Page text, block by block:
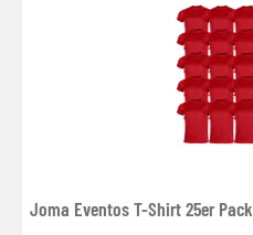
Joma Eventos T-Shirt 25er Pack